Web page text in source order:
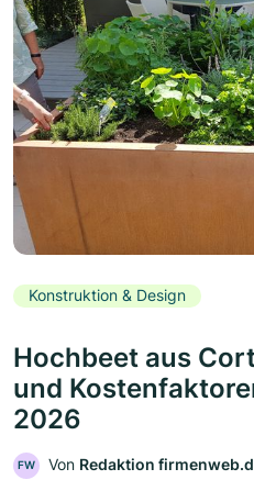
Konstruktion & Design
Hochbeet aus
und
2026
FW Von Redaktion